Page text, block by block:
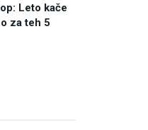
Leto kače
za teh 5